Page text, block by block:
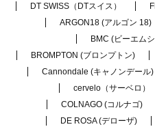
DT SWISS（DTスイス）
ARGON18 (アルゴン 18)
BMC (ビーエム
BROMPTON (ブロンプトン)
Cannondale (キャノンデール)
cervelo（サーベロ）
COLNAGO (コルナゴ)
DE ROSA (デローザ)